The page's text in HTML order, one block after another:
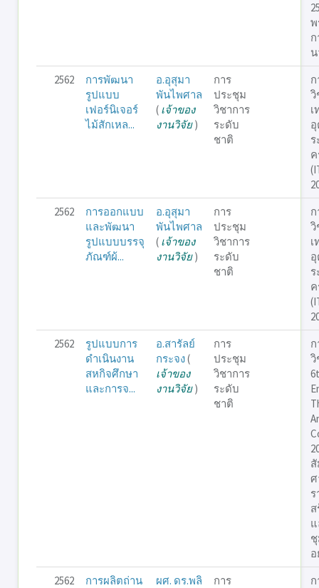
พ
2562
การพัฒนา
รูปแบบ
เฟอร์นิเจอร์
ไม้สักเหล...
อ.อุสุมา
พันไพศาล
( เจ้าของ
งานวิจัย)
การ
ประชุม
วิชาการ
ระดับ
ชาติ
วิ
ค
2562
การออกแบบ
และพัฒนา
รูปแบบบรรจุ
ภัณฑ์ผ้...
อ.อุสุมา
พันไพศาล
( เจ้าของ
งานวิจัย)
การ
ประชุม
วิชาการ
ระดับ
ชาติ
วิ
ค
2562
รูปแบบการ
ดำเนินงาน
สหกิจศึกษา
และการจ...
อ.สารัลย์
กระจง(
เจ้าของ
งานวิจัย)
การ
ประชุม
วิชาการ
ระดับ
ชาติ
วิ
ศ
ร
2562
การผลิตถ่าน
ผศ. ดร.พลิ
การ